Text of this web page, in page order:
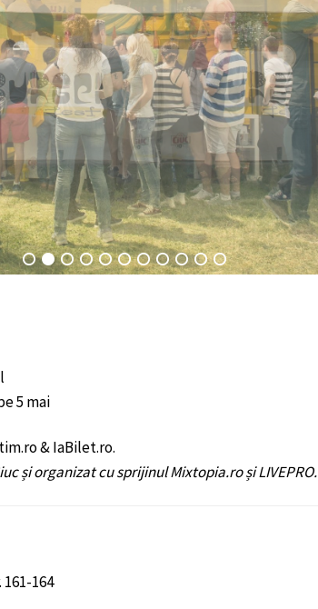
5 mai
& IaBilet.ro.
și organizat cu sprijinul Mixtopia.ro și LIVEPRO.
164